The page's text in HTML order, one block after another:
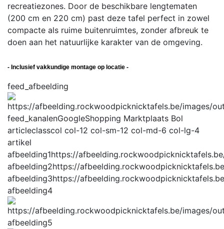
recreatiezones. Door de beschikbare lengtematen
(200 cm en 220 cm) past deze tafel perfect in zowel
compacte als ruime buitenruimtes, zonder afbreuk te
doen aan het natuurlijke karakter van de omgeving.
- Inclusief vakkundige montage op locatie -
feed_afbeelding
feed_kanalenGoogleShopping Marktplaats Bol
articleclasscol col-12 col-sm-12 col-md-6 col-lg-4
artikel
afbeelding1https://
afbeelding2https://
afbeelding3https://
afbeelding4
afbeelding5